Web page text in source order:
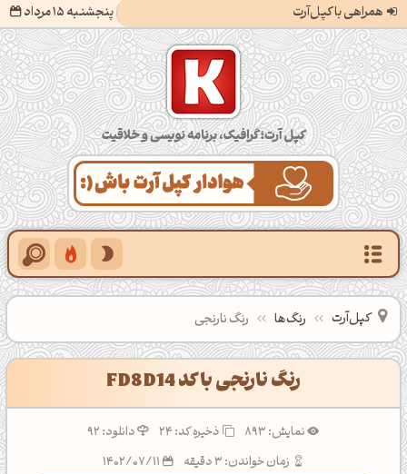
همراهی با کپل‌آرت پنجشنبه 15 مرداد کپل‌آرت؛ گرافیک، برنامه‌نویسی و خلاقیت
کپل‌آرت رنگ‌ها رنگ نارنجی
رنگ نارنجی با کد FD8D14
نمایش: 893 ذخیره کد:24
دانلود: 92
زمان خواندن: 3 دقیقه